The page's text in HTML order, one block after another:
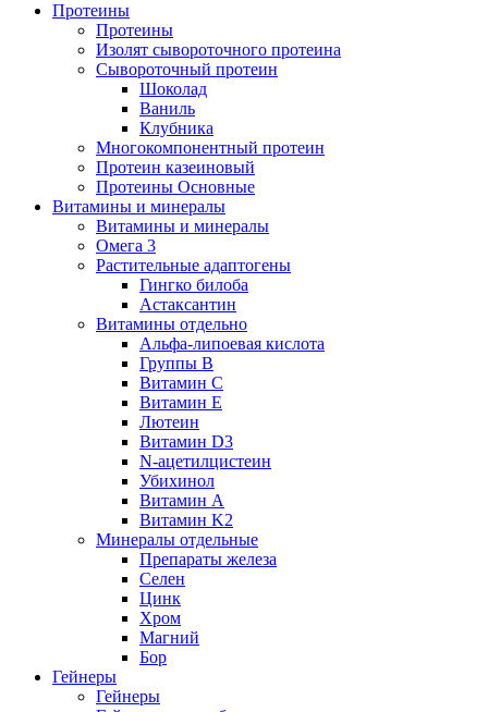
Протеины
Протеины
Изолят сывороточного протеина
Сывороточный протеин
Шоколад
Ваниль
Клубника
Многокомпонентный протеин
Протеин казеиновый
Протеины Основные
Витамины и минералы
Витамины и минералы
Омега 3
Растительные адаптогены
Гингко билоба
Астаксантин
Витамины отдельно
Альфа-липоевая кислота
Группы B
Витамин С
Витамин Е
Лютеин
Витамин D3
N-ацетилцистеин
Убихинол
Витамин А
Витамин K2
Минералы отдельные
Препараты железа
Селен
Цинк
Хром
Магний
Бор
Гейнеры
Гейнеры